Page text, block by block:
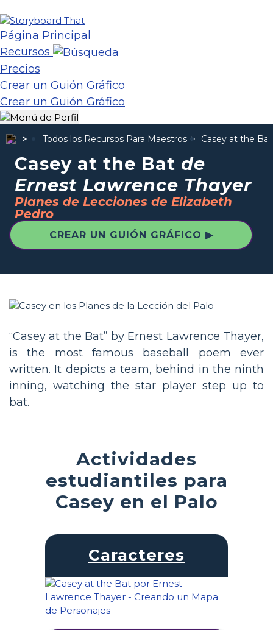
Página Principal
Recursos
Precios
Crear un Guión Gráfico
Crear un Guión Gráfico
Todos los Recursos Para Maestros Casey at the
Casey at the Bat de
Ernest Lawrence Thayer
Planes de Lecciones de Elizabeth
Pedro
CREAR UN GUIÓN GRÁFICO ▶
“Casey at the Bat” by Ernest Lawrence Thayer,
is the most famous baseball poem ever
written. It depicts a team, behind in the ninth
inning, watching the star player step up to
bat.
Actividades
estudiantiles para
Casey en el Palo
Caracteres